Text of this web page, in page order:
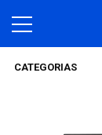
CATEGORIAS